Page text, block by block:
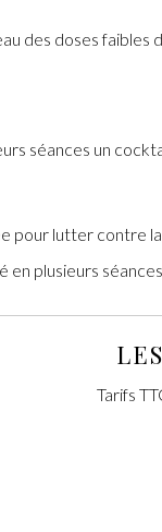
des doses
séances un
lutter contre
en plusieurs
Tarifs